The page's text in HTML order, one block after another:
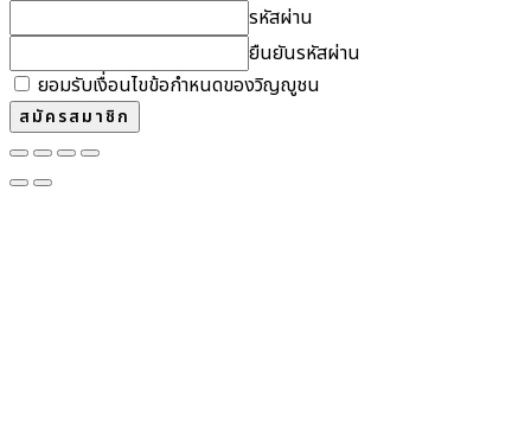
รหัสผ่าน
ยืนยันรหัสผ่าน
ยอมรับเงื่อนไขข้อกำหนดของวิญญูชน